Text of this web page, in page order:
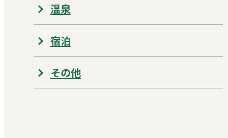
温泉
宿泊
その他